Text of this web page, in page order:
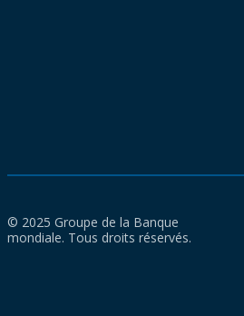
© 2025 Groupe de la Banque
mondiale. Tous droits réservés.